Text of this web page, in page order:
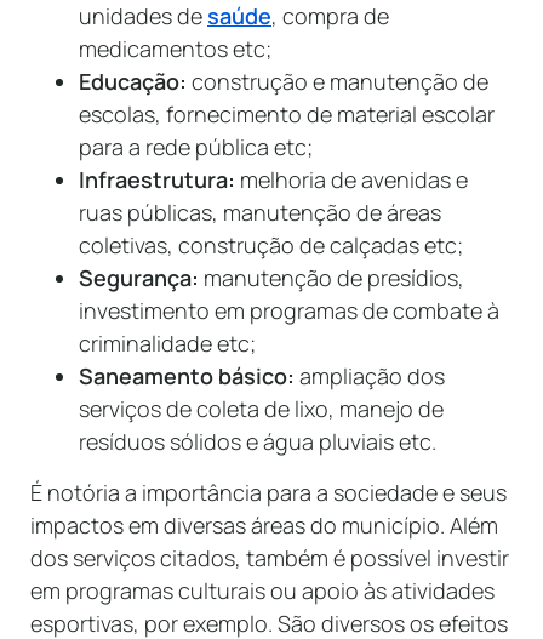
unidades desaúde, compra de
medicamentos etc;
Educação: construção e manutenção de
escolas, fornecimento de material escolar
para a rede pública etc;
Infraestrutura: melhoria de avenidas e
ruas públicas, manutenção de áreas
coletivas, construção de calçadas etc;
Segurança: manutenção de presídios,
investimento em programas de combate à
criminalidade etc;
Saneamento básico: ampliação dos
serviços de coleta de lixo, manejo de
resíduos sólidos e água pluviais etc.
É notória a importância para a sociedade e seus
impactos em diversas áreas do município. Além
dos serviços citados, também é possível investir
em programas culturais ou apoio às atividades
esportivas, por exemplo. São diversos os efeitos